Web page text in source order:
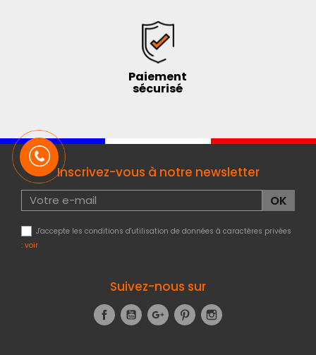
Paiement
sécurisé
Inscrivez-vous à notre newsletter
J'accepte les conditions d'utilisation de données à caractères privées
: voir
Suivez-nous sur
FacebookYouTubeGoogle+Pinterest